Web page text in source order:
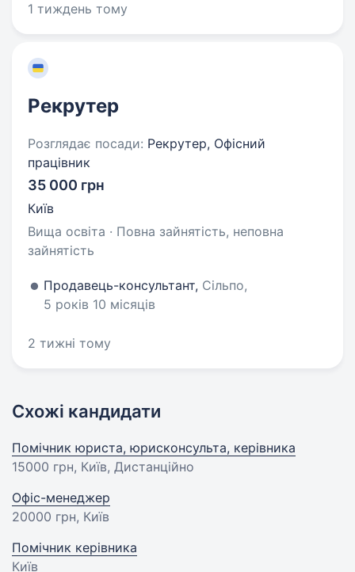
1 тиждень тому
Рекрутер
Розглядає посади: Рекрутер, Офісний
працівник
35 000 грн
Київ
Вища освіта · Повна зайнятість, неповна
зайнятість
Продавець-консультант, Сільпо,
5 років 10 місяців
2 тижні тому
Схожі кандидати
Помічник юриста, юрисконсульта, керівника
15000 грн, Київ, Дистанційно
Офіс-менеджер
20000 грн, Київ
Помічник керівника
Київ